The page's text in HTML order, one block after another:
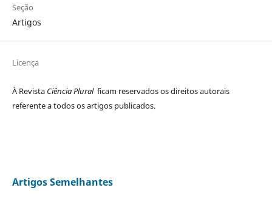
Seção
Artigos
Licença
À Revista Ciência Plural ficam reservados os direitos autorais
referente a todos os artigos publicados.
Artigos Semelhantes